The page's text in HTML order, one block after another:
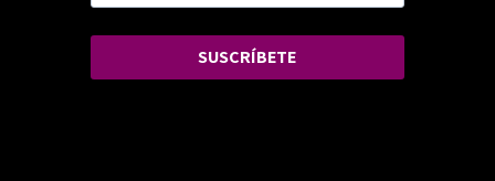
SUSCRÍBETE